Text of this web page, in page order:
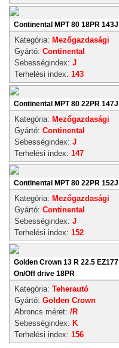
Continental MPT 80 18PR 143J
Kategória: Mezőgazdasági
Gyártó: Continental
Sebességindex: J
Terhelési index: 143
Continental MPT 80 22PR 147J
Kategória: Mezőgazdasági
Gyártó: Continental
Sebességindex: J
Terhelési index: 147
Continental MPT 80 22PR 152J
Kategória: Mezőgazdasági
Gyártó: Continental
Sebességindex: J
Terhelési index: 152
Golden Crown 13 R 22.5 EZ177
On/Off drive 18PR
Kategória: Teherautó
Gyártó: Golden Crown
Abroncs méret: /R
Sebességindex: K
Terhelési index: 156